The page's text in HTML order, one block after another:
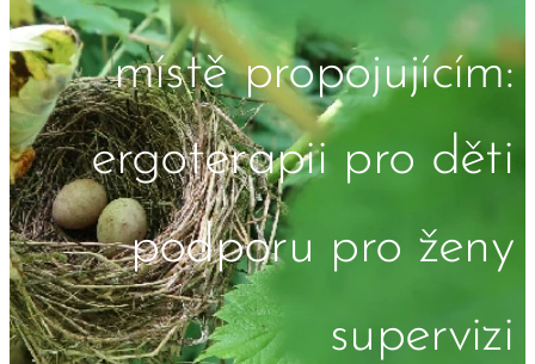
místě propojujícím:
ergoterapii pro děti
podporu pro ženy
supervizi